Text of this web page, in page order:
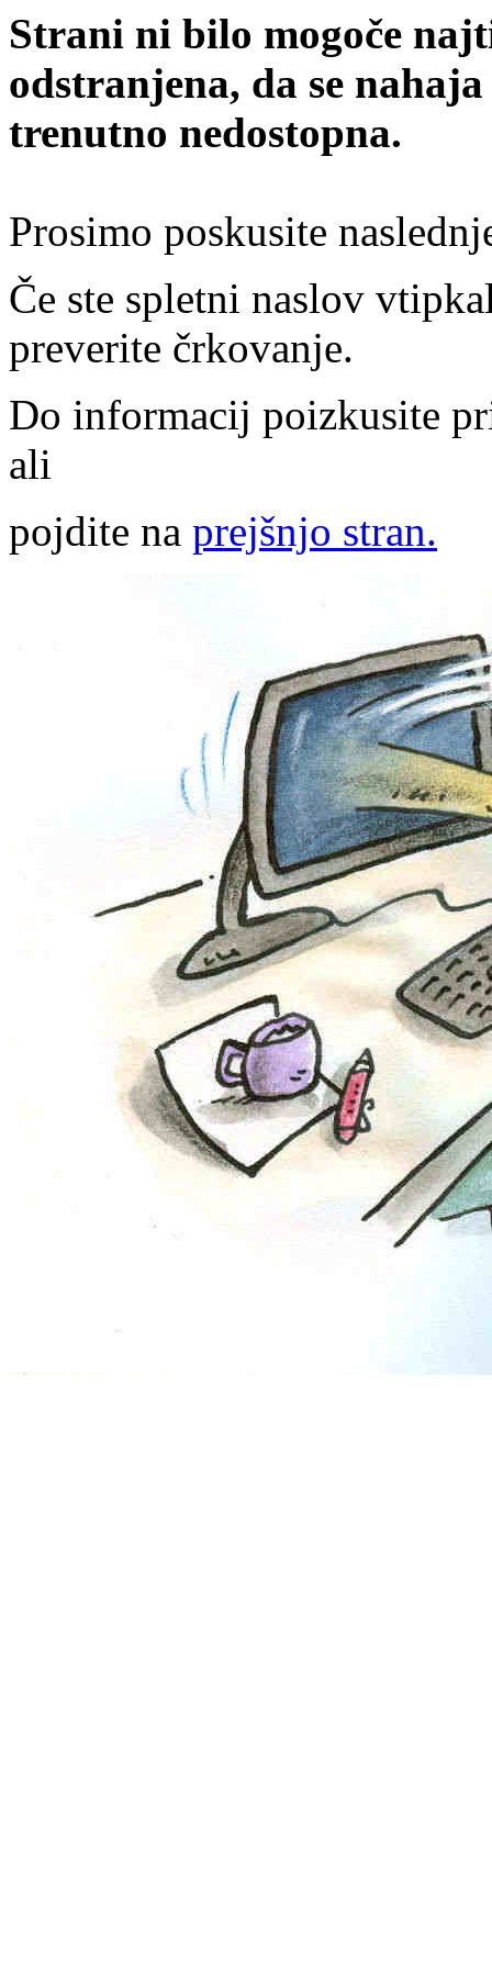
Strani ni bilo mogoče
odstranjena, da se
trenutno nedostopna.
Prosimo poskusite
Če ste spletni naslov
preverite črkovanje.
Do informacij poizkusite
ali
pojdite na prejšnjo stran.